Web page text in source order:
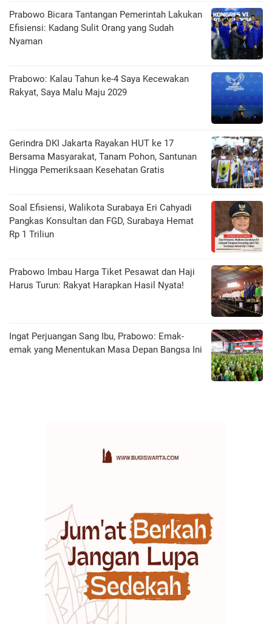
Prabowo Bicara Tantangan Pemerintah Lakukan
Efisiensi: Kadang Sulit Orang yang Sudah
Nyaman
Prabowo: Kalau Tahun ke-4 Saya Kecewakan
Rakyat, Saya Malu Maju 2029
Gerindra DKI Jakarta Rayakan HUT ke 17
Bersama Masyarakat, Tanam Pohon, Santunan
Hingga Pemeriksaan Kesehatan Gratis
Soal Efisiensi, Walikota Surabaya Eri Cahyadi
Pangkas Konsultan dan FGD, Surabaya Hemat
Rp 1 Triliun
Prabowo Imbau Harga Tiket Pesawat dan Haji
Harus Turun: Rakyat Harapkan Hasil Nyata!
Ingat Perjuangan Sang Ibu, Prabowo: Emak-
emak yang Menentukan Masa Depan Bangsa Ini